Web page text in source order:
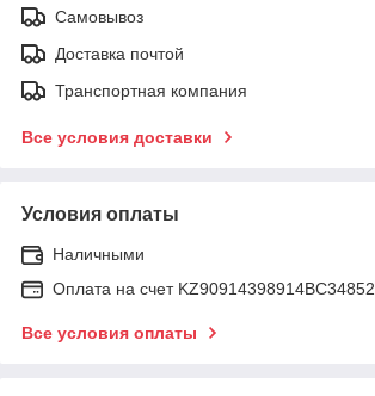
Самовывоз
Доставка почтой
Транспортная компания
Все условия доставки
Условия оплаты
Наличными
Оплата на счет KZ90914398914ВС34852
Все условия оплаты